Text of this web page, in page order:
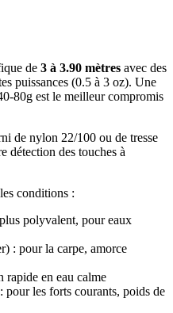
de 3 à 3.90 mètres avec des
puissances (0.5 à 3 oz). Une
80g est le meilleur compromis
de nylon 22/100 ou de tresse
détection des touches à
conditions :
polyvalent, pour eaux
: pour la carpe, amorce
rapide en eau calme
pour les forts courants, poids de